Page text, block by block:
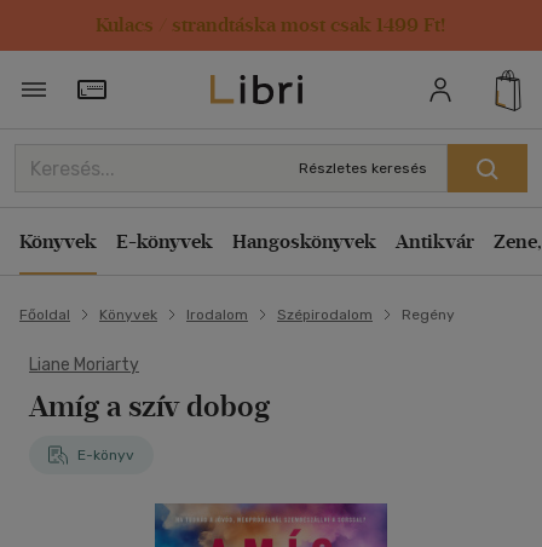
Kulacs / strandtáska most csak 1499 Ft!
Törzsvásárlói Kártya adatai
Részletes keresés
Könyvek E-könyvek Hangoskönyvek Antikvár
Főoldal Könyvek Irodalom Szépirodalom Regény
Liane Moriarty
Amíg a szív dobog
E-könyv